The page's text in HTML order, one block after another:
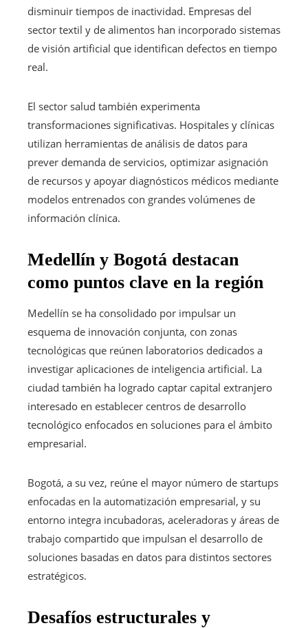
disminuir tiempos de inactividad. Empresas del
sector textil y de alimentos han incorporado sistemas
de visión artificial que identifican defectos en tiempo
real.
El sector salud también experimenta
transformaciones significativas. Hospitales y clínicas
utilizan herramientas de análisis de datos para
prever demanda de servicios, optimizar asignación
de recursos y apoyar diagnósticos médicos mediante
modelos entrenados con grandes volúmenes de
información clínica.
Medellín y Bogotá destacan
como puntos clave en la región
Medellín se ha consolidado por impulsar un
esquema de innovación conjunta, con zonas
tecnológicas que reúnen laboratorios dedicados a
investigar aplicaciones de inteligencia artificial. La
ciudad también ha logrado captar capital extranjero
interesado en establecer centros de desarrollo
tecnológico enfocados en soluciones para el ámbito
empresarial.
Bogotá, a su vez, reúne el mayor número de startups
enfocadas en la automatización empresarial, y su
entorno integra incubadoras, aceleradoras y áreas de
trabajo compartido que impulsan el desarrollo de
soluciones basadas en datos para distintos sectores
estratégicos.
Desafíos estructurales y